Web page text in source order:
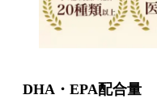
DHA・EPA配合量